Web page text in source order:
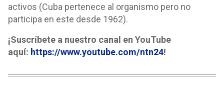
activos (Cuba pertenece al organismo pero no
participa en este desde 1962).
¡Suscríbete a nuestro canal en YouTube
aquí: https://www.youtube.com/ntn24!